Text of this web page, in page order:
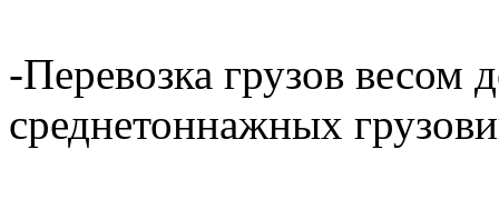
-Перевозка грузов весом
среднетоннажных